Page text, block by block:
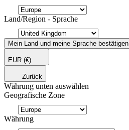
Land/Region - Sprache
Mein Land und meine Sprache bestätigen
EUR (€)
Zurück
Währung unten auswählen
Geografische Zone
Währung